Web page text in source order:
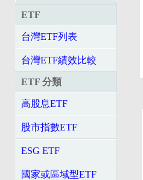
ETF
台灣ETF列表
台灣ETF績效比較
ETF 分類
高股息ETF
股市指數ETF
ESG ETF
國家或區域型ETF